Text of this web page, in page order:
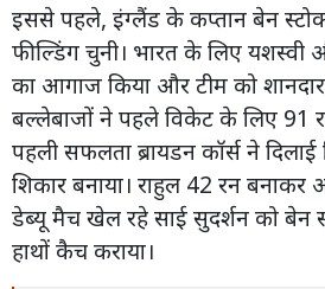
इससे पहले, इंग्लैंड के कप्तान बेन
फील्डिंग चुनी। भारत के लिए यशस्वी
का आगाज किया और टीम को
बल्लेबाजों ने पहले विकेट के लिए 91
पहली सफलता ब्रायडन कॉर्स ने
शिकार बनाया। राहुल 42 रन
डेब्यू मैच खेल रहे साई सुदर्शन को बेन
हाथों कैच कराया।